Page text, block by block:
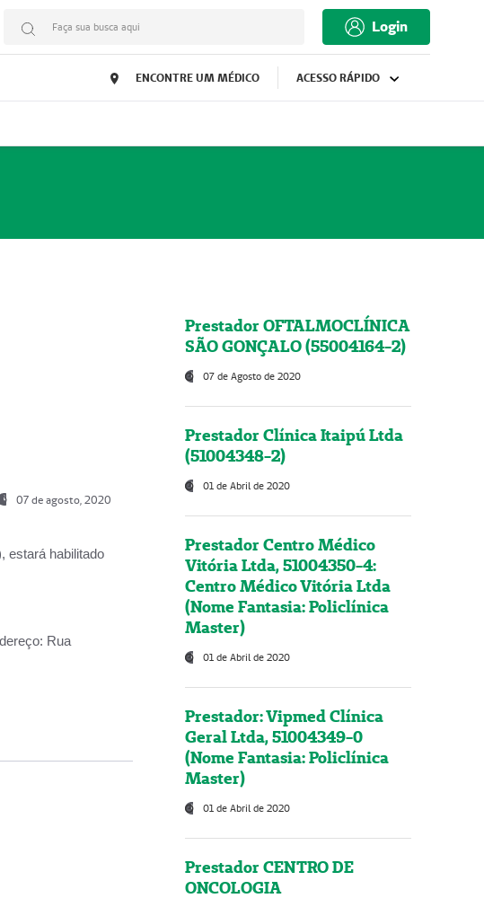
Faça sua busca aqui Login
ENCONTRE UM MÉDICO ACESSO RÁPIDO
07 de agosto, 2020
estará habilitado
Rua
Prestador OFTALMOCLÍNICA
SÃO GONÇALO (55004164-2)
07 de Agosto de 2020
Prestador Clínica Itaipú Ltda
(51004348-2)
01 de Abril de 2020
Prestador Centro Médico
Vitória Ltda, 51004350-4:
Centro Médico Vitória Ltda
(Nome Fantasia: Policlínica
Master)
01 de Abril de 2020
Prestador: Vipmed Clínica
Geral Ltda, 51004349-0
(Nome Fantasia: Policlínica
Master)
01 de Abril de 2020
Prestador CENTRO DE
ONCOLOGIA